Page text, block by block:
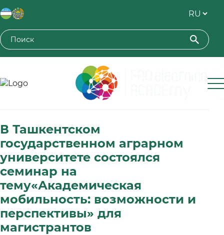
Toshkent davlat agrar universiteti
В Ташкентском
государственном аграрном
университете состоялся
семинар на
тему«Академическая
мобильность: возможности и
перспективы» для
магистрантов